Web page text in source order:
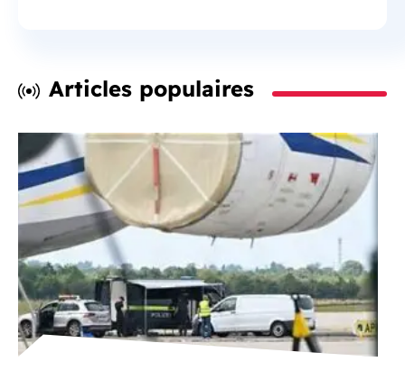
Articles populaires